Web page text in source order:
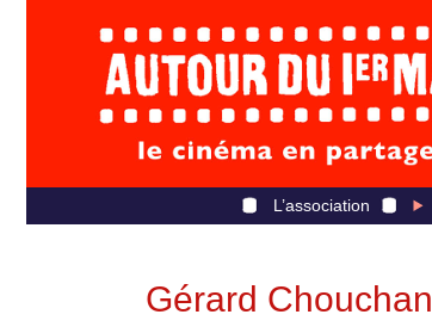
L’association
Gérard Chouchan